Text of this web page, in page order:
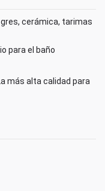
cerámica, tarimas
para el baño
más alta calidad para